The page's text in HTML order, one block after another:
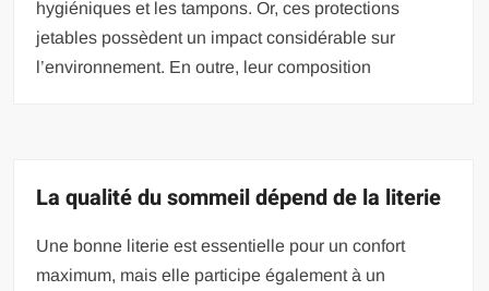
hygiéniques et les tampons. Or, ces protections
jetables possèdent un impact considérable sur
l’environnement. En outre, leur composition
La qualité du sommeil dépend de la literie
Une bonne literie est essentielle pour un confort
maximum, mais elle participe également à un